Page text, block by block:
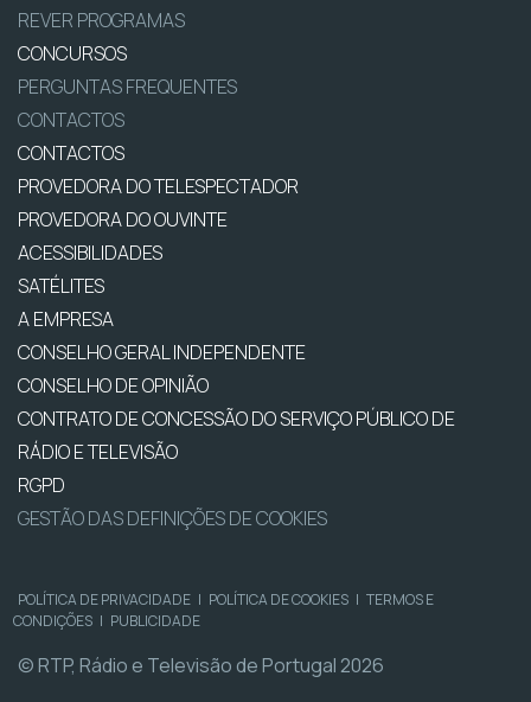
REVER PROGRAMAS
CONCURSOS
PERGUNTAS FREQUENTES
CONTACTOS
CONTACTOS
PROVEDORA DO TELESPECTADOR
PROVEDORA DO OUVINTE
ACESSIBILIDADES
SATÉLITES
A EMPRESA
CONSELHO GERAL INDEPENDENTE
CONSELHO DE OPINIÃO
CONTRATO DE CONCESSÃO DO SERVIÇO PÚBLICO DE
RÁDIO E TELEVISÃO
RGPD
GESTÃO DAS DEFINIÇÕES DE COOKIES
POLÍTICA DE PRIVACIDADE | POLÍTICA DE COOKIES | TERMOS E
CONDIÇÕES | PUBLICIDADE
© RTP, Rádio e Televisão de Portugal 2026